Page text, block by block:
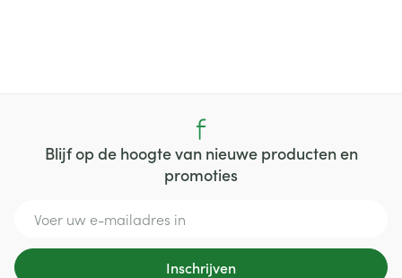
Blijf op de hoogte van nieuwe producten en
promoties
Inschrijven